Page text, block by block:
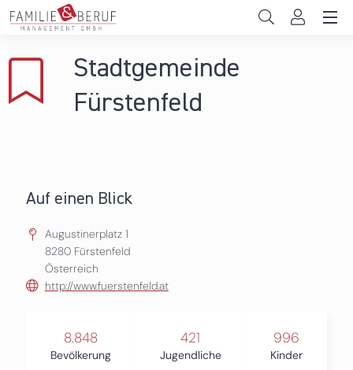
Direkt zum Inhalt
Gemeinden
Das sind wir
News & Events
Stadtgemeinde
Fürstenfeld
Auf einen Blick
Augustinerplatz 1
8280 Fürstenfeld
Österreich
http://www.fuerstenfeld.at
8.848
Bevölkerung
421
Jugendliche
996
Kinder